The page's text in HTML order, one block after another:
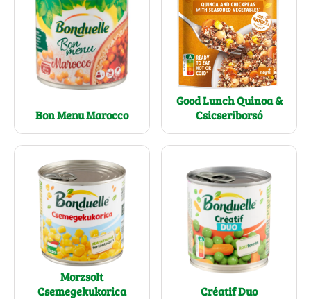
Bon Menu Marocco
Good Lunch Quinoa &
Csicseriborsó
Morzsolt
Csemegekukorica
Créatif Duo